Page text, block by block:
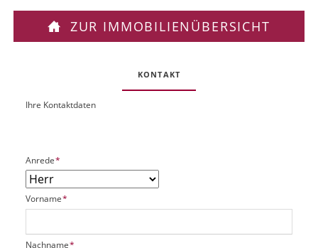
ZUR IMMOBILIENÜBERSICHT
KONTAKT
O
k
P
t
UIhre Kontaktdaten
P
f
l
i
c
t
Anrede*
P
f
i
Vorname*
P
Nachname*